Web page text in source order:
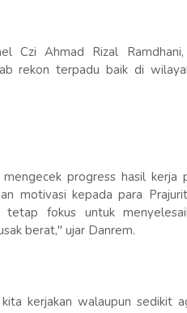
Ahmad Rizal Ramdhani,
rekon terpadu baik di
progress hasil kerja
motivasi kepada para
fokus untuk
berat," ujar Danrem.
kerjakan walaupun sedikit